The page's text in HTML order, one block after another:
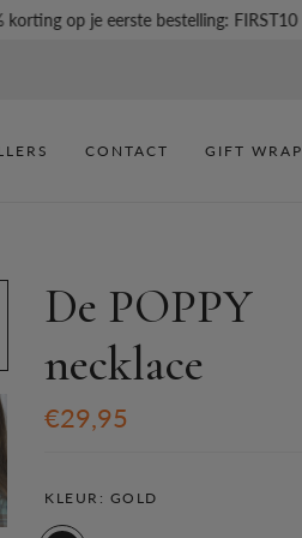
op je eerste bestelling: FIRST10
CONTACT GIFT WRAP
De POPPY
necklace
€29,95
KLEUR: GOLD